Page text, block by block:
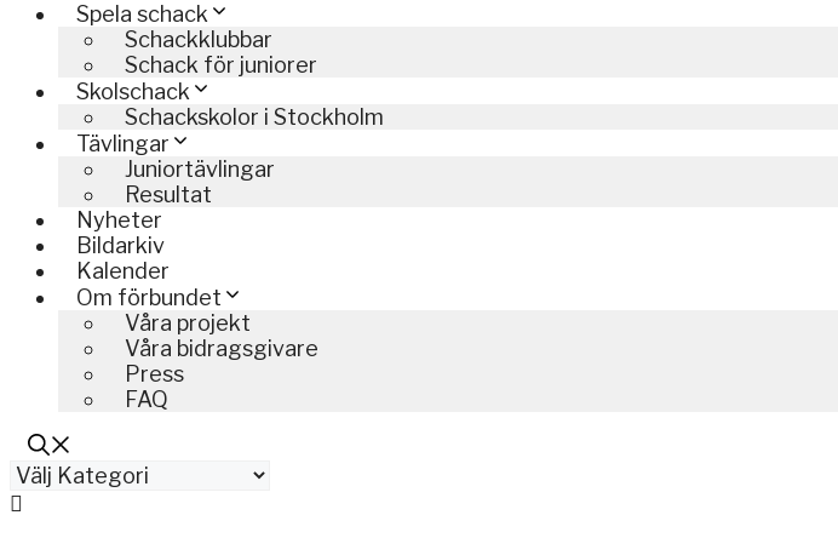
Spela schack
Schackklubbar
Schack för juniorer
Skolschack
Schackskolor i Stockholm
Tävlingar
Juniortävlingar
Resultat
Nyheter
Bildarkiv
Kalender
Om förbundet
Våra projekt
Våra bidragsgivare
Press
FAQ
Kategorier